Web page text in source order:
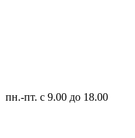
пн.-пт. с 9.00 до 18.00